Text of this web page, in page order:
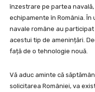
înzestrare pe partea
echipamente în România.
navale române au
acestui tip de amenințări.
față de o tehnologie nouă.
Vă aduc aminte că
solicitarea României, va